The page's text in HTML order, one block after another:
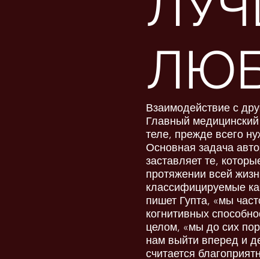
Взаимодействие с
Главный
теле, прежде всего
Основная задача
заставляет те,
протяжении всей
классифицируемые
пишет Гупта, «мы
когнитивных
целом, «мы до сих
нам выйти вперед и
считается